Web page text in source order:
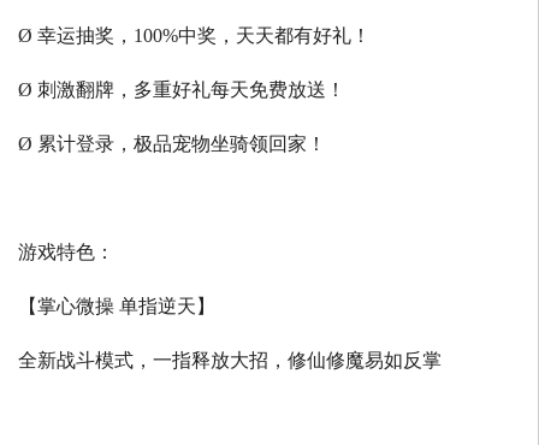
Ø 幸运抽奖，100%中奖，天天都有好礼！
Ø 刺激翻牌，多重好礼每天免费放送！
Ø 累计登录，极品宠物坐骑领回家！
游戏特色：
【掌心微操 单指逆天】
全新战斗模式，一指释放大招，修仙修魔易如反掌